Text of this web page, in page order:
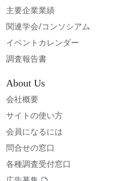
主要企業業績
関連学会/コンソシアム
イベントカレンダー
調査報告書
About Us
会社概要
サイトの使い方
会員になるには
問合せの窓口
各種調査受付窓口